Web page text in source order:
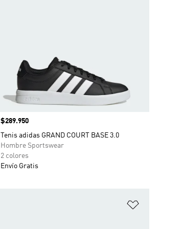
Precio
$289.950
Tenis adidas GRAND COURT BASE 3.0
Hombre Sportswear
2 colores
Envío Gratis